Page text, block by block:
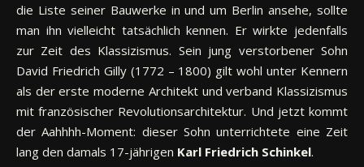
die Liste seiner Bauwerke in und um Berlin ansehe, sollte
man ihn vielleicht tatsächlich kennen. Er wirkte jedenfalls
zur Zeit des Klassizismus. Sein jung verstorbener Sohn
David Friedrich Gilly (1772 – 1800) gilt wohl unter Kennern
als der erste moderne Architekt und verband Klassizismus
mit französischer Revolutionsarchitektur. Und jetzt kommt
der Aahhhh-Moment: dieser Sohn unterrichtete eine Zeit
lang den damals 17-jährigen Karl Friedrich Schinkel.